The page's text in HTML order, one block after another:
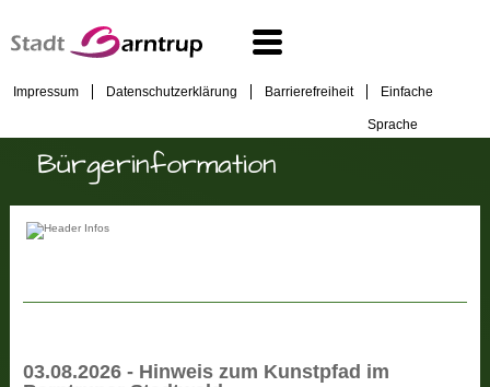
Impressum Datenschutzerklärung Barrierefreiheit Einfache
Sprache
Bürgerinformation
03.08.2026 - Hinweis zum Kunstpfad im